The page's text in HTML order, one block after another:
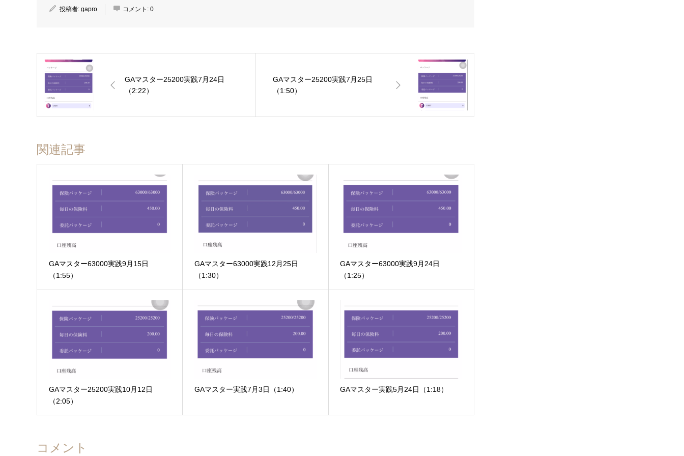
投稿者: gapro コメント: 0
GAマスター25200実践7月24日
（2:22）
GAマスター25200実践7月25日
（1:50）
関連記事
GAマスター63000実践9月15日
（1:55）
GAマスター63000実践12月25日
（1:30）
GAマスター63000実践9月24日
（1:25）
GAマスター25200実践10月12日
（2:05）
GAマスター実践7月3日（1:40） GAマスター実践5月24日（1:18）
コメント